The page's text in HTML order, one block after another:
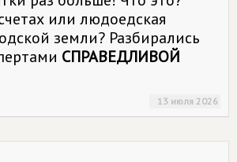
или людоедская
земли? Разбирались
СПРАВЕДЛИВОЙ
13 июля 2026